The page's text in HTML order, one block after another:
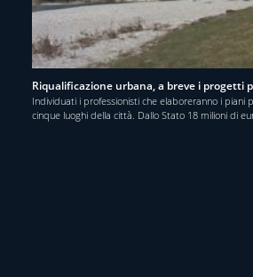
Riqualificazione urbana, a breve i progetti
Individuati i professionisti che elaboreranno i piani
cinque luoghi della città. Dallo Stato 18 milioni di